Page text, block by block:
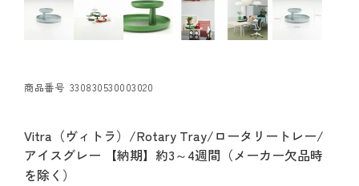
商品番号 330830530003020
Vitra（ヴィトラ）/Rotary Tray/ロータリートレー/
アイスグレー 【納期】約3～4週間（メーカー欠品時
を除く）